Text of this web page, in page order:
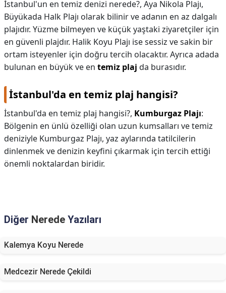
İstanbul'un en temiz denizi nerede?, Aya Nikola Plajı,
Büyükada Halk Plajı olarak bilinir ve adanın en az dalgalı
plajıdır. Yüzme bilmeyen ve küçük yaştaki ziyaretçiler için
en güvenli plajdır. Halik Koyu Plajı ise sessiz ve sakin bir
ortam isteyenler için doğru tercih olacaktır. Ayrıca adada
bulunan en büyük ve en temiz plaj da burasıdır.
İstanbul'da en temiz plaj hangisi?
İstanbul'da en temiz plaj hangisi?, Kumburgaz Plajı:
Bölgenin en ünlü özelliği olan uzun kumsalları ve temiz
deniziyle Kumburgaz Plajı, yaz aylarında tatilcilerin
dinlenmek ve denizin keyfini çıkarmak için tercih ettiği
önemli noktalardan biridir.
Diğer Nerede Yazıları
Kalemya Koyu Nerede
Medcezir Nerede Çekildi